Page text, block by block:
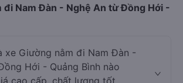
đi Nam Đàn - Nghệ An từ Đồng Hới -
xe Giường nằm đi Nam Đàn -
Hới - Quảng Bình nào
cao cấp, chất lượng tốt